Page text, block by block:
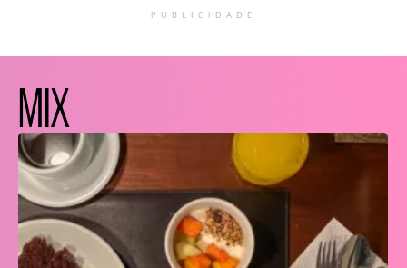
PUBLICIDADE
MIX